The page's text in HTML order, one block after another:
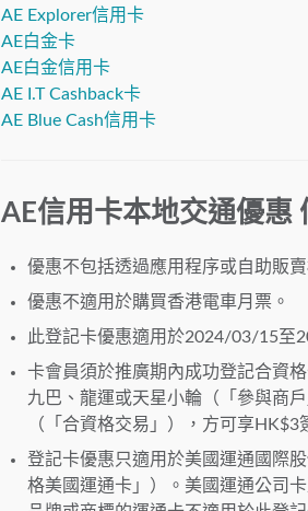
AE Explorer信用卡
AE白金卡
AE白金信用卡
AE I.T Cashback卡
AE Blue Cash信用卡
AE信用卡本地交通優惠
優惠不包括透過應用程序或自助販
優惠不適用於購買香港電車月票。
此登記卡優惠適用於2024/03/15至
卡會員須於推廣期內成功登記合資
九巴、龍運或天星小輪（「參與商
（「合資格交易」），方可享
登記卡優惠只適用於美國運通國際
格美國運通卡」）。美國運通公司